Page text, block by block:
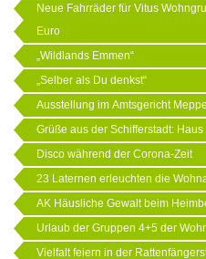
Neue Fahrräder für Vitus
Euro
„Wildlands Emmen“
„Selber als Du denkst“
Ausstellung im Amtsgericht
Grüße aus der Schifferstadt:
Disco während der Corona-Zeit
23 Laternen erleuchten die
AK Häusliche Gewalt beim
Urlaub der Gruppen 4+5 der
Vielfalt feiern in der